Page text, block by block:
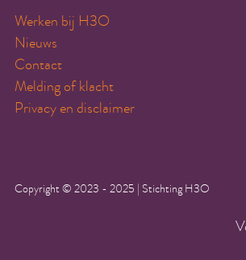
Werken bij H3O
Nieuws
Contact
Melding of klacht
Privacy en disclaimer
Copyright © 2023 - 2025 | Stichting H3O